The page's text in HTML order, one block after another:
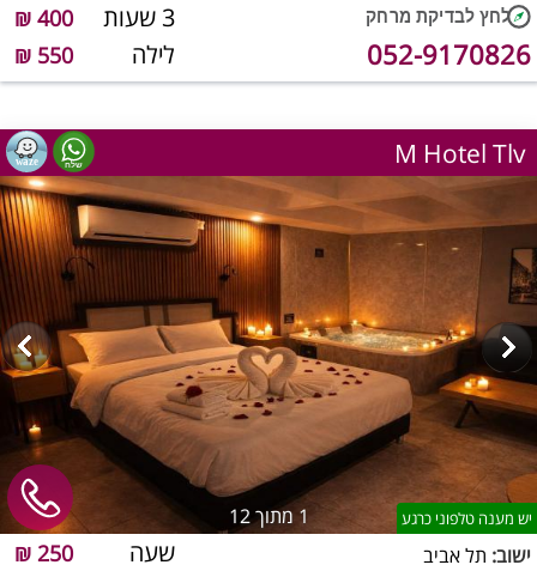
3 שעות 400 ₪
לילה 550 ₪ 052-9170826
M Hotel Tlv
1מתוך 12 יש מענה טלפוני כרגע
שעה 250 ₪ ישוב: תל אביב